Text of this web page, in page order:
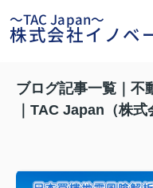
～TAC Japan～
株式会社イノベ
ブログ記事一覧｜不
｜TAC Japan（株式